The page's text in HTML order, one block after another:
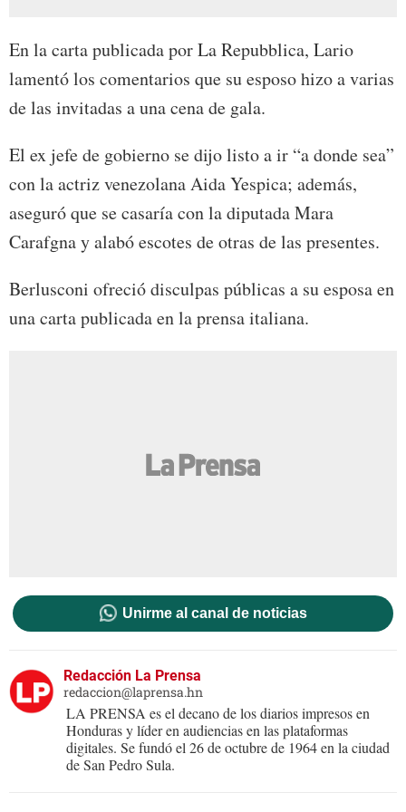
En la carta publicada por La Repubblica, Lario
lamentó los comentarios que su esposo hizo a varias
de las invitadas a una cena de gala.
El ex jefe de gobierno se dijo listo a ir “a donde sea”
con la actriz venezolana Aida Yespica; además,
aseguró que se casaría con la diputada Mara
Carafgna y alabó escotes de otras de las presentes.
Berlusconi ofreció disculpas públicas a su esposa en
una carta publicada en la prensa italiana.
Unirme al canal de noticias
Redacción La Prensa
redaccion@laprensa.hn
LA PRENSA es el decano de los diarios impresos en
Honduras y líder en audiencias en las plataformas
digitales. Se fundó el 26 de octubre de 1964 en la ciudad
de San Pedro Sula.